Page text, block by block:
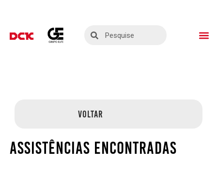
VOLTAR
ASSISTÊNCIAS ENCONTRADAS